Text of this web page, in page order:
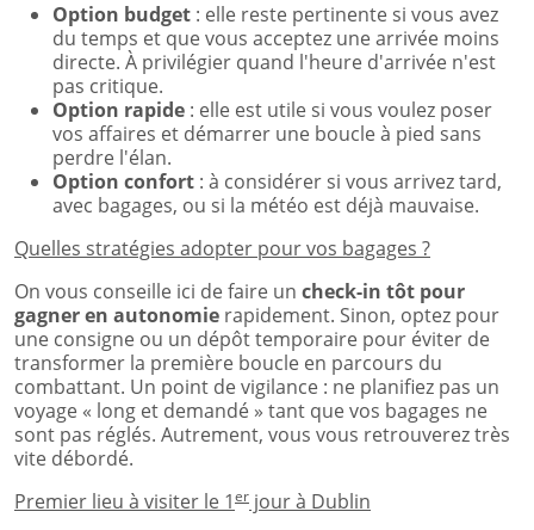
Option budget : elle reste pertinente si vous avez
du temps et que vous acceptez une arrivée moins
directe. À privilégier quand l'heure d'arrivée n'est
pas critique.
Option rapide : elle est utile si vous voulez poser
vos affaires et démarrer une boucle à pied sans
perdre l'élan.
Option confort : à considérer si vous arrivez tard,
avec bagages, ou si la météo est déjà mauvaise.
Quelles stratégies adopter pour vos bagages ?
On vous conseille ici de faire un check-in tôt pour
gagner en autonomie rapidement. Sinon, optez pour
une consigne ou un dépôt temporaire pour éviter de
transformer la première boucle en parcours du
combattant. Un point de vigilance : ne planifiez pas un
voyage « long et demandé » tant que vos bagages ne
sont pas réglés. Autrement, vous vous retrouverez très
vite débordé.
Premier lieu à visiter le 1er jour à Dublin